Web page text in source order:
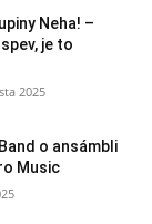
Neha! –
je to
2025
o ansámbli
Music